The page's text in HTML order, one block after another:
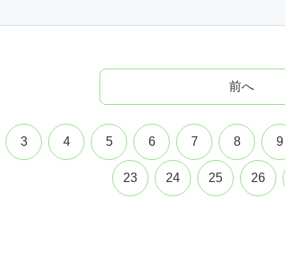
前へ
3 4 5 6 7 8 9
23 24 25 26